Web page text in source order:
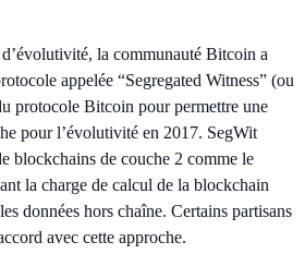
la communauté Bitcoin a
appelée “Segregated Witness” (ou
protocole Bitcoin pour permettre une
pour l’évolutivité en 2017. SegWit
blockchains de couche 2 comme le
la charge de calcul de la blockchain
données hors chaîne. Certains partisans
avec cette approche.